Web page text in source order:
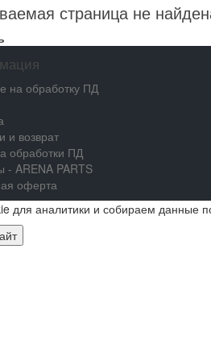
страница не
на обработку ПД
и возврат
обработки ПД
- ARENA PARTS
оферта
для аналитики и собираем данные